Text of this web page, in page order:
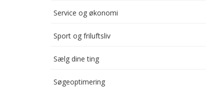
Service og økonomi
Sport og friluftsliv
Sælg dine ting
Søgeoptimering